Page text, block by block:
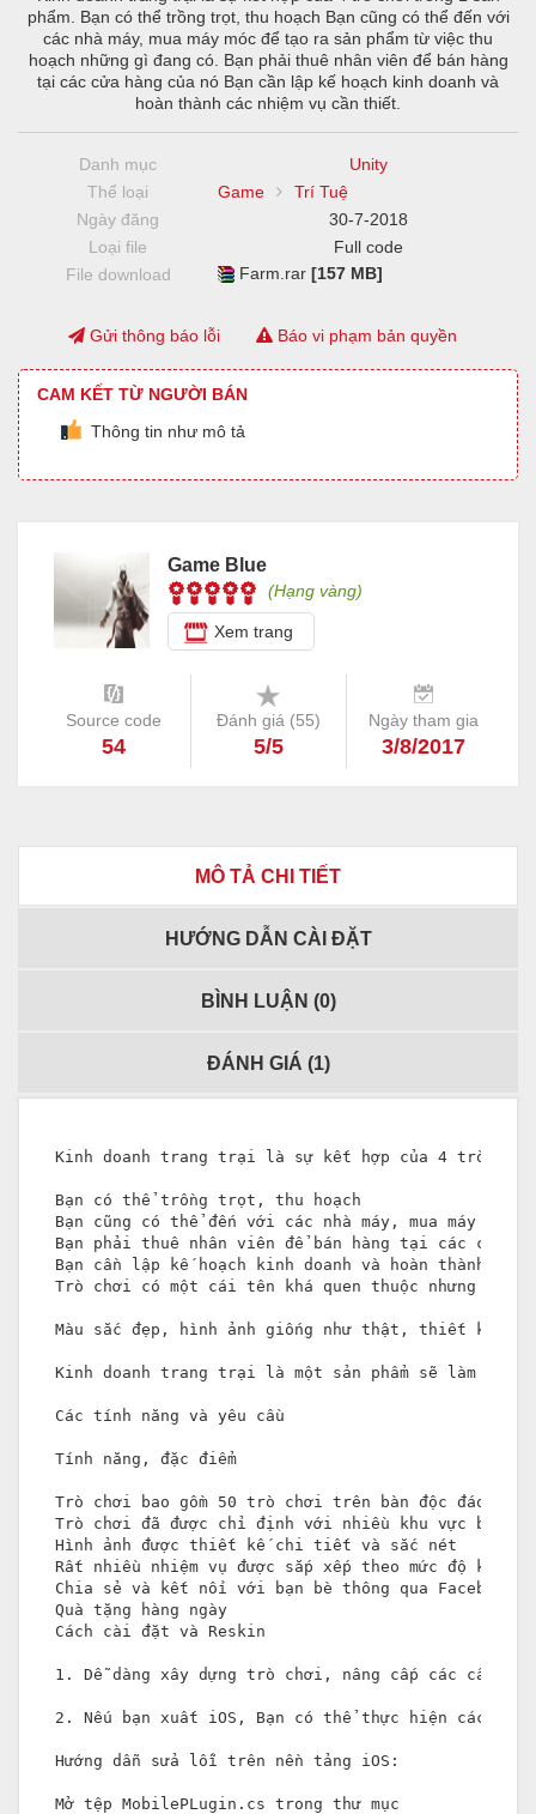
phẩm. Bạn có thể trồng trọt, thu hoạch Bạn cũng có thể đến với
các nhà máy, mua máy móc để tạo ra sản phẩm từ việc thu
hoạch những gì đang có. Bạn phải thuê nhân viên để bán hàng
tại các cửa hàng của nó Bạn cần lập kế hoạch kinh doanh và
hoàn thành các nhiệm vụ cần thiết.
Danh mục
Unity
Thể loại
Game
Trí Tuệ
Ngày đăng
30-7-2018
Loại file
Full code
File download
Farm.rar[157 MB]
Gửi thông báo lỗi Báo vi phạm bản quyền
CAM KẾT TỪ NGƯỜI BÁN
Thông tin như mô tả
Game Blue
(Hạng vàng)
Xem trang
Source code
54
Đánh giá (55)
5/5
Ngày tham gia
3/8/2017
MÔ TẢ CHI TIẾT
HƯỚNG DẪN CÀI ĐẶT
BÌNH LUẬN (0)
ĐÁNH GIÁ (1)
Kinh doanh trang trại là sự kết hợp của 4 trò chơi
Bạn có thể trồng trọt, thu hoạch
Bạn cũng có thể đến với các nhà máy, mua máy
Bạn phải thuê nhân viên để bán hàng tại các cửa
Bạn cần lập kế hoạch kinh doanh và hoàn thành
Trò chơi có một cái tên khá quen thuộc nhưng nó
Màu sắc đẹp, hình ảnh giống như thật, thiết kế bố
Kinh doanh trang trại là một sản phẩm sẽ làm
Các tính năng và yêu cầu
Tính năng, đặc điểm
Trò chơi bao gồm 50 trò chơi trên bàn độc đáo
Trò chơi đã được chỉ định với nhiều khu vực bản
Hình ảnh được thiết kế chi tiết và sắc nét
Rất nhiều nhiệm vụ được sắp xếp theo mức độ khó
Chia sẻ và kết nối với bạn bè thông qua Facebook,
Quà tặng hàng ngày
Cách cài đặt và Reskin
1. Dễ dàng xây dựng trò chơi, nâng cấp các cấp độ
2. Nếu bạn xuất iOS, Bạn có thể thực hiện các bước
Hướng dẫn sửa lỗi trên nền tảng iOS:
Mở tệp MobilePLugin.cs trong thư mục